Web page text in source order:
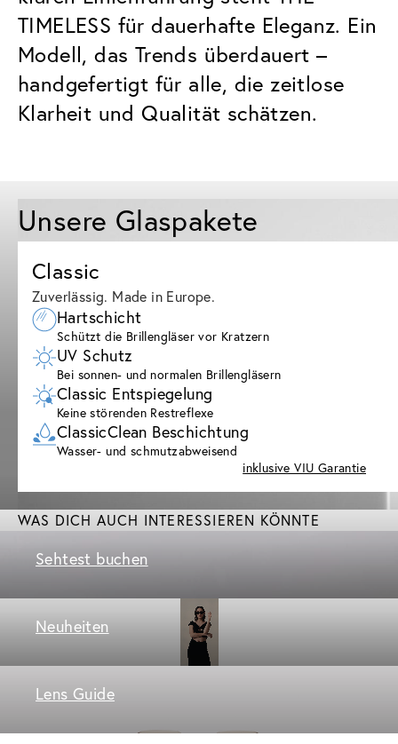
TIMELESS für dauerhafte Eleganz. Ein
Modell, das Trends überdauert –
handgefertigt für alle, die zeitlose
Klarheit und Qualität schätzen.
Unsere Glaspakete
Classic
Zuverlässig. Made in Europe.
Hartschicht
Schützt die Brillengläser vor Kratzern
UV Schutz
Bei sonnen- und normalen Brillengläsern
Classic Entspiegelung
Keine störenden Restreflexe
ClassicClean Beschichtung
Wasser- und schmutzabweisend
inklusive VIU Garantie
WAS DICH AUCH INTERESSIEREN KÖNNTE
Sehtest buchen
Neuheiten
Lens Guide